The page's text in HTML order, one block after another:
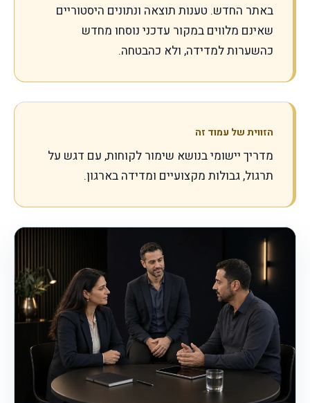
באתר החדש. טענות תוצאה ונתונים היסטוריים
שאינם מלווים במקור עדכני נוסחו מחדש
כהשערות למדידה, ולא כהבטחה.
הזווית של עמוד זה
מדריך יישומי בנושא שימור לקוחות, עם דגש על
תרגול, גבולות מקצועיים ומדידה בארגון.